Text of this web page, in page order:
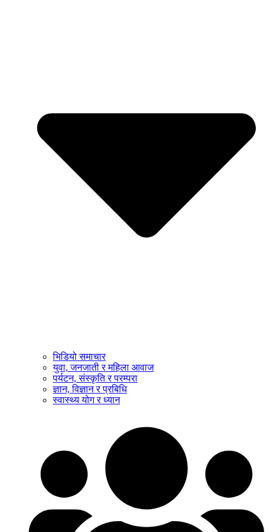
भिडियो समाचार
युवा, जनजाती र महिला आवाज
पर्यटन, संस्कृति र परम्परा
ज्ञान, विज्ञान र प्रबिधि
स्वास्थ्य योग र ध्यान